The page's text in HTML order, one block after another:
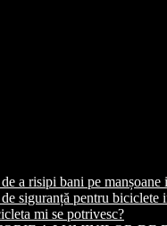
a risipi bani pe manșoane
siguranță pentru biciclete
mi se potrivesc?